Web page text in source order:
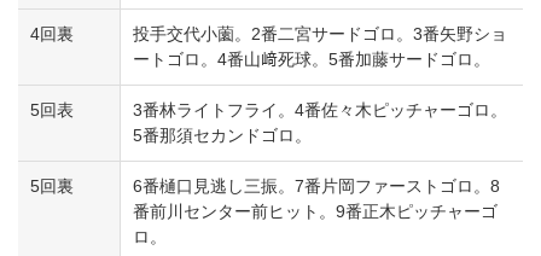
4回裏
投手交代小薗。2番二宮サードゴロ。3番矢野ショ
ートゴロ。4番山﨑死球。5番加藤サードゴロ。
5回表
3番林ライトフライ。4番佐々木ピッチャーゴロ。
5番那須セカンドゴロ。
5回裏
6番樋口見逃し三振。7番片岡ファーストゴロ。8
番前川センター前ヒット。9番正木ピッチャーゴ
ロ。